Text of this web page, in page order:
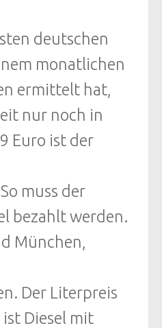
deutschen
monatlichen
ermittelt hat,
nur noch in
Euro ist der
muss der
bezahlt werden.
München,
Der Literpreis
Diesel mit